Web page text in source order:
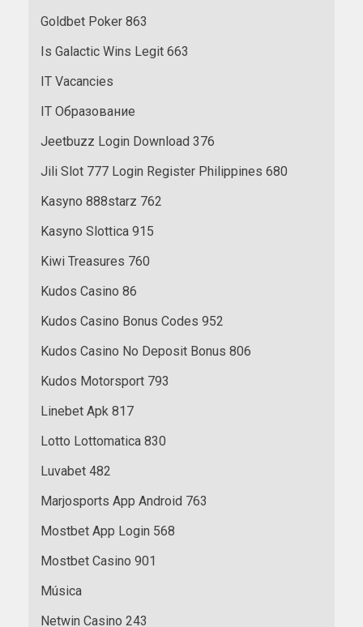
Goldbet Poker 863
Is Galactic Wins Legit 663
IT Vacancies
IT Образование
Jeetbuzz Login Download 376
Jili Slot 777 Login Register Philippines 680
Kasyno 888starz 762
Kasyno Slottica 915
Kiwi Treasures 760
Kudos Casino 86
Kudos Casino Bonus Codes 952
Kudos Casino No Deposit Bonus 806
Kudos Motorsport 793
Linebet Apk 817
Lotto Lottomatica 830
Luvabet 482
Marjosports App Android 763
Mostbet App Login 568
Mostbet Casino 901
Música
Netwin Casino 243